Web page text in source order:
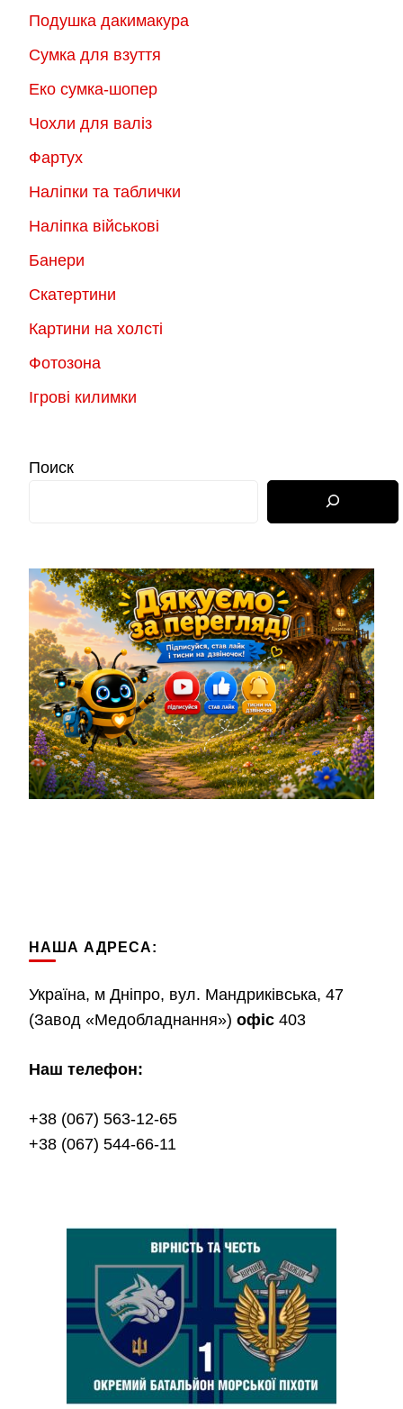
Подушка дакимакура
Сумка для взуття
Еко сумка-шопер
Чохли для валіз
Фартух
Наліпки та таблички
Наліпка військові
Банери
Скатертини
Картини на холсті
Фотозона
Ігрові килимки
Поиск
НАША АДРЕСА:
Україна, м Дніпро, вул. Мандриківська, 47
(Завод «Медобладнання») офіс 403
Наш телефон:
+38 (067) 563-12-65
+38 (067) 544-66-11